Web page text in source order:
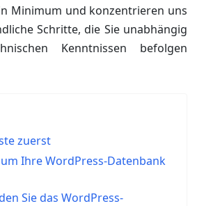
Minimum und konzentrieren uns
Schritte, die Sie unabhängig
Kenntnissen befolgen
zuerst
um Ihre WordPress-Datenbank
Sie das WordPress-